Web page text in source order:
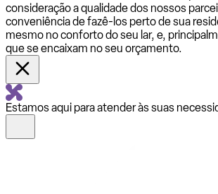
consideração a qualidade dos nossos
conveniência de fazê-los perto de sua
mesmo no conforto do seu lar, e,
que se encaixam no seu orçamento.
Estamos aqui para atender às suas